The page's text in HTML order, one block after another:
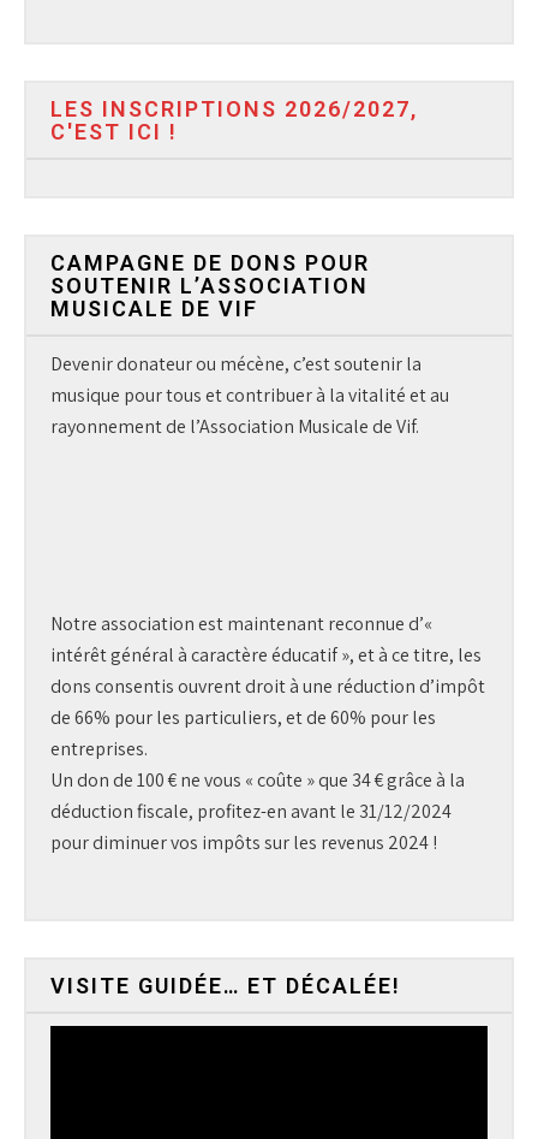
LES INSCRIPTIONS 2026/2027,
C'EST ICI !
CAMPAGNE DE DONS POUR
SOUTENIR L’ASSOCIATION
MUSICALE DE VIF
Devenir donateur ou mécène, c’est soutenir la
musique pour tous et contribuer à la vitalité et au
rayonnement de l’Association Musicale de Vif.
Notre association est maintenant reconnue d’«
intérêt général à caractère éducatif », et à ce titre, les
dons consentis ouvrent droit à une réduction d’impôt
de 66% pour les particuliers, et de 60% pour les
entreprises.
Un don de 100 € ne vous « coûte » que 34 € grâce à la
déduction fiscale, profitez-en avant le 31/12/2024
pour diminuer vos impôts sur les revenus 2024 !
VISITE GUIDÉE… ET DÉCALÉE!